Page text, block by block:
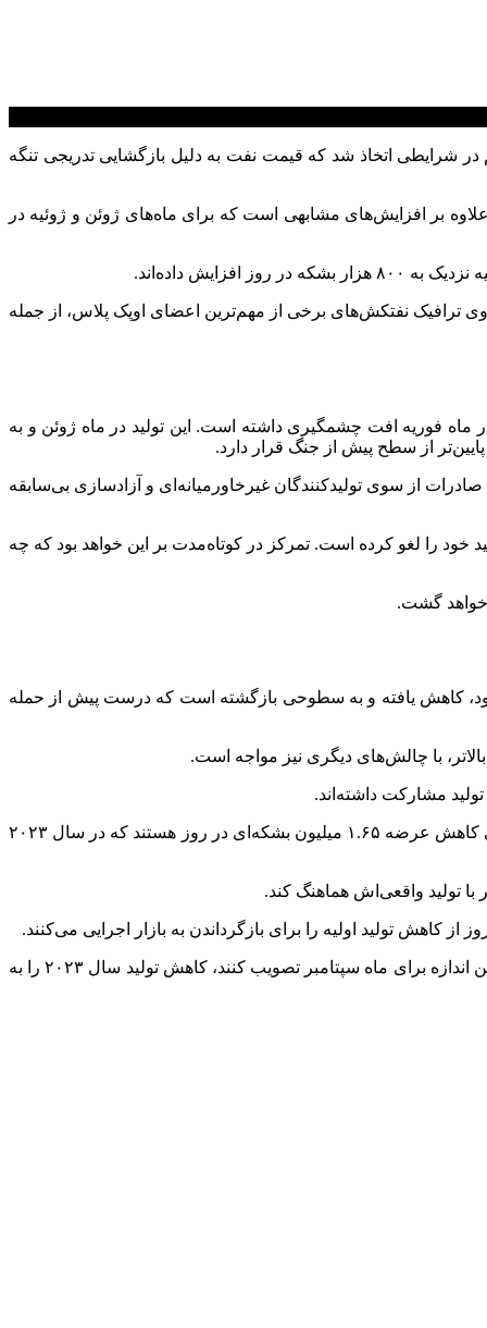
در شرایطی اتخاذ شد که قیمت نفت به دلیل بازگشایی تدریجی تنگه
۱۸۸ هزار بشکه در روز افزایش دهد؛ این افزایش علاوه بر افزایش‌های مشابهی است که برای ماه‌های ژوئن و ژوئیه در
داده‌اند.
ترافیک نفتکش‌های برخی از مهم‌ترین اعضای اوپک پلاس، از جمله
۳۳.۱۳ میلیون بشکه در روز کاهش یافته که نسبت به ۴۲.۷۷ میلیون بشکه در روز در ماه فوریه افت چشمگیری داشته است. این تولید در ماه ژوئن و به
از سطح پیش از جنگ قرار دارد.
از سوی تولیدکنندگان غیرخاورمیانه‌ای و آزادسازی بی‌سابقه
خود را لغو کرده است. تمرکز در کوتاه‌مدت بر این خواهد بود که چه
گشت.
در هر بشکه معامله شد. این رقم نسبت به اوج‌های اخیر که بیش از ۱۲۰ دلار در هر بشکه بود، کاهش یافته و به سطوحی بازگشته است که درست پیش از حمله
با چالش‌های دیگری نیز مواجه است.
این هفت تولیدکننده -عربستان، روسیه، عراق، کویت، الجزایر، قزاقستان و عمان – در حال افزایش تولید خود به عنوان بخشی از لغو تدریجی کاهش عرضه ۱.۶۵ میلیون بشکه‌ای در روز هستند که در سال ۲۰۲۳
تولید واقعی‌اش هماهنگ کند.
اکنون که افزایش تولید ماه اوت تصویب شده است، اگر این هفت کشور در نشست بعدی خود در تاریخ ۲ اوت، یک افزایش دیگر در حدود همین اندازه برای ماه سپتامبر تصویب کنند، کاهش تولید سال ۲۰۲۳ را به